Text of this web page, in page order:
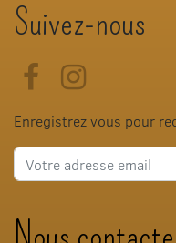
Suivez-nous
FacebookInstagram
Enregistrez vous pour
Adresse e-mail